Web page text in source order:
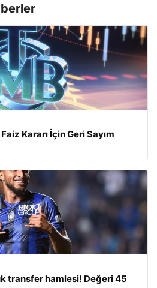
Kararı İçin Geri Sayım
transfer hamlesi! Değeri 45